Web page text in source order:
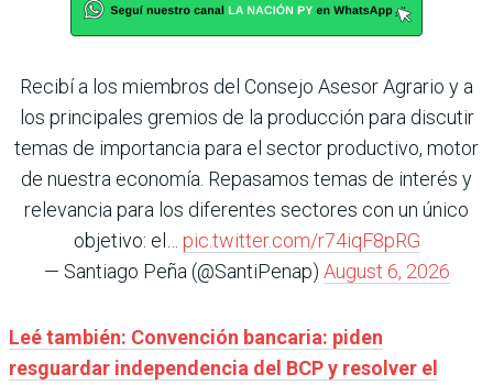
Recibí a los miembros del Consejo Asesor Agrario y a
los principales gremios de la producción para discutir
temas de importancia para el sector productivo, motor
de nuestra economía. Repasamos temas de interés y
relevancia para los diferentes sectores con un único
objetivo: el… pic.twitter.com/r74iqF8pRG
— Santiago Peña (@SantiPenap) August 6, 2026
Leé también: Convención bancaria: piden
resguardar independencia del BCP y resolver el